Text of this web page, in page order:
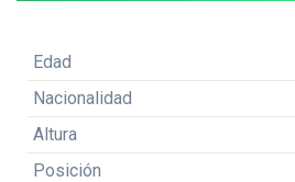
Edad
Nacionalidad
Altura
Posición